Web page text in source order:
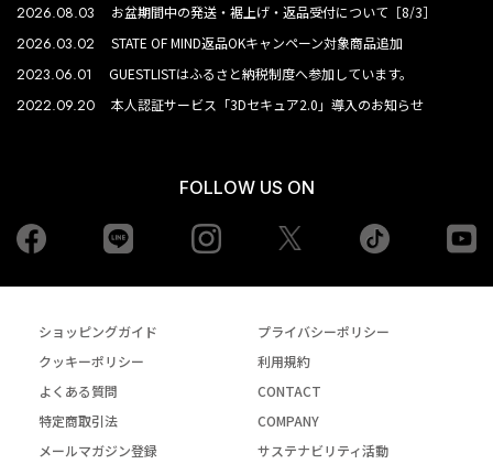
2026.08.03 お盆期間中の発送・裾上げ・返品受付について［8/3］
2026.03.02 STATE OF MIND返品OKキャンペーン対象商品追加
2023.06.01 GUESTLISTはふるさと納税制度へ参加しています。
2022.09.20 本人認証サービス「3Dセキュア2.0」導入のお知らせ
FOLLOW US ON
Facebook Instagram tiktok
ショッピングガイド
プライバシーポリシー
クッキーポリシー
利用規約
よくある質問
CONTACT
特定商取引法
COMPANY
メールマガジン登録
サステナビリティ活動